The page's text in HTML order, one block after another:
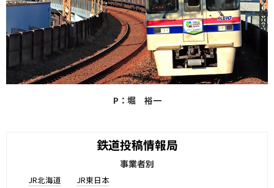
P：堀 裕一
鉄道投稿情報局
事業者別
JR北海道 JR東日本